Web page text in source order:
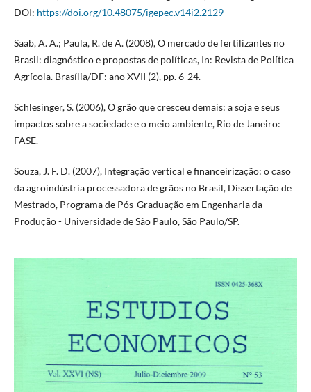
DOI: https://doi.org/10.48075/igepec.v14i2.2129
Saab, A. A.; Paula, R. de A. (2008), O mercado de fertilizantes no
Brasil: diagnóstico e propostas de políticas, In: Revista de Política
Agrícola. Brasília/DF: ano XVII (2), pp. 6-24.
Schlesinger, S. (2006), O grão que cresceu demais: a soja e seus
impactos sobre a sociedade e o meio ambiente, Rio de Janeiro:
FASE.
Souza, J. F. D. (2007), Integração vertical e financeirização: o caso
da agroindústria processadora de grãos no Brasil, Dissertação de
Mestrado, Programa de Pós-Graduação em Engenharia da
Produção - Universidade de São Paulo, São Paulo/SP.